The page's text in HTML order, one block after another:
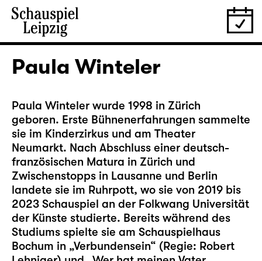
Paula Winteler
Paula Winteler wurde 1998 in Zürich
geboren. Erste Bühnenerfahrungen sammelte
sie im Kinderzirkus und am Theater
Neumarkt. Nach Abschluss einer deutsch-
französischen Matura in Zürich und
Zwischenstopps in Lausanne und Berlin
landete sie im Ruhrpott, wo sie von 2019 bis
2023 Schauspiel an der Folkwang Universität
der Künste studierte. Bereits während des
Studiums spielte sie am Schauspielhaus
Bochum in „Verbundensein“ (Regie: Robert